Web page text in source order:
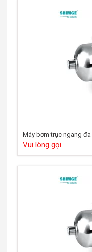
Máy bơm trục ngang đa
Vui lòng gọi